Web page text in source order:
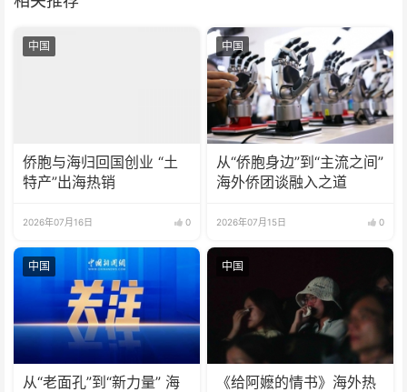
中国
侨胞与海归回国创业 “土
特产”出海热销
2026年07月16日 0
中国
从“侨胞身边”到“主流之间”
海外侨团谈融入之道
2026年07月15日 0
中国
从“老面孔”到“新力量” 海
中国
《给阿嬷的情书》海外热